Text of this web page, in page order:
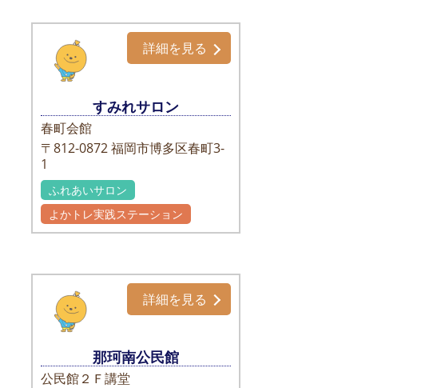
すみれサロン
春町会館
〒812-0872 福岡市博多区春町3-
1
詳細を見る
ふれあいサロン
よかトレ実践ステーション
那珂南公民館
公民館２Ｆ講堂
詳細を見る